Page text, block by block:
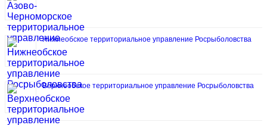
Нижнеобское территориальное управление Росрыболовства
Верхнеобское территориальное управление Росрыболовства